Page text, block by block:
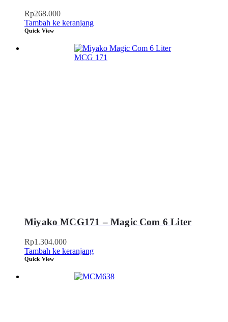
Rp268.000
Tambah ke keranjang
Quick View
Miyako MCG171 – Magic Com 6 Liter
Rp1.304.000
Tambah ke keranjang
Quick View